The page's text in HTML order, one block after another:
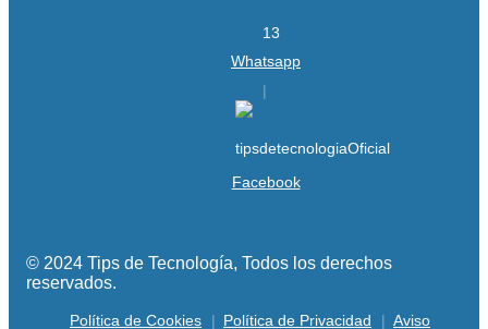
Whatsapp
Facebook
© 2024 Tips de Tecnología, Todos los derechos
reservados.
Política de Cookies Política de Privacidad Aviso